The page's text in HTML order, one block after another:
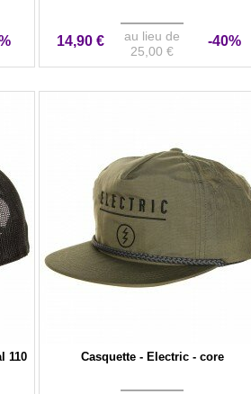
14,90 €
au lieu de
25,00 €
-40%
110 Casquette - Electric - core